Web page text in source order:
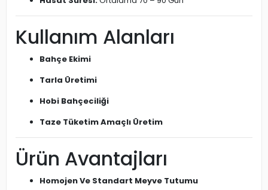
Kullanım Alanları
Bahçe Ekimi
Tarla Üretimi
Hobi Bahçeciliği
Taze Tüketim Amaçlı Üretim
Ürün Avantajları
Homojen Ve Standart Meyve Tutumu